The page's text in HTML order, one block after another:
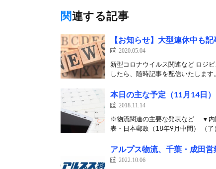
関連する記事
【お知らせ】大型連休中も
2020.05.04
新型コロナウイルス関連など ロジ
したら、随時記事を配信いたしま
本日の主な予定（11月14日）
2018.11.14
※物流関連の主要な発表など ▼内
表・日本郵政（18年9月中間） （了
アルプス物流、千葉・成田
2022.10.06